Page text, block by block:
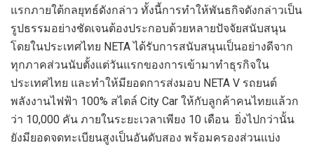
แรกภายใต้กลยุทธ์ดังกล่าว ทั้งนี้การทำให้พันธกิจดังกล่าวเป็น
รูปธรรมอย่างชัดเจนต้องประกอบด้วยหลายปัจจัยสนับสนุน
โดยในประเทศไทย NETA ได้รับการสนับสนุนเป็นอย่างดีจาก
ทุกภาคส่วนนับตั้งแต่วันแรกของการเข้ามาทำธุรกิจใน
ประเทศไทย และทำให้มียอดการส่งมอบ NETA V รถยนต์
พลังงานไฟฟ้า 100% สไตล์ City Car ให้กับลูกค้าคนไทยแล้วก
ว่า 10,000 คัน ภายในระยะเวลาเพียง 10 เดือน ยิ่งไปกว่านั้น
ยังมียอดจดทะเบียนสูงเป็นอันดับสอง พร้อมครองส่วนแบ่ง